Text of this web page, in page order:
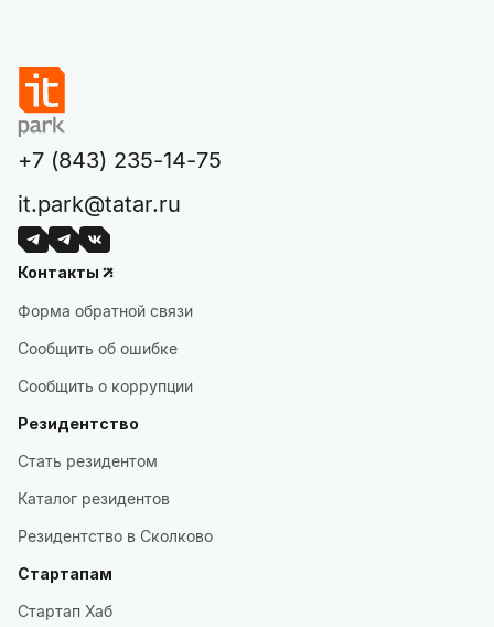
+7 (843) 235-14-75
it.park@tatar.ru
Контакты
Форма обратной связи
Сообщить об ошибке
Сообщить о коррупции
Резидентство
Стать резидентом
Каталог резидентов
Резидентство в Сколково
Стартапам
Стартап Хаб